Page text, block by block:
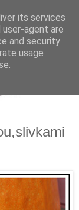
its services
user-agent are
and security
usage